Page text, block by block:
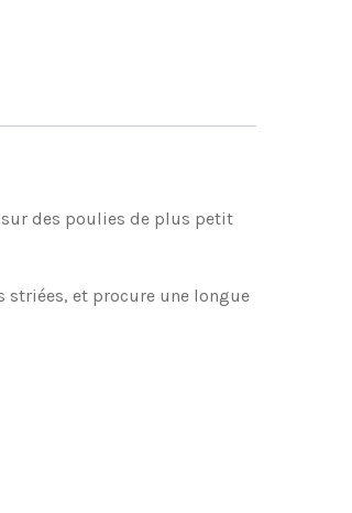
sur des poulies de plus petit
et procure une longue